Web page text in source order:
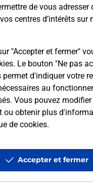
de vous adresser
centres d’intérêts sur
"Accepter et fermer"
Le bouton "Ne pas
permet d'indiquer votre
au
Vous pouvez
ou obtenir plus
de cookies.
Accepter et fermer
envoyer un colis
L HERAULT (34800) ?
proposées par La
fréquemment
classique avec
qu’est ce